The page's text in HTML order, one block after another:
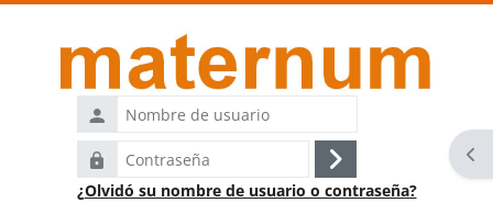
Nombre
de
usuario
Contraseña
Acceder
¿Olvidó su nombre de usuario o contraseña?